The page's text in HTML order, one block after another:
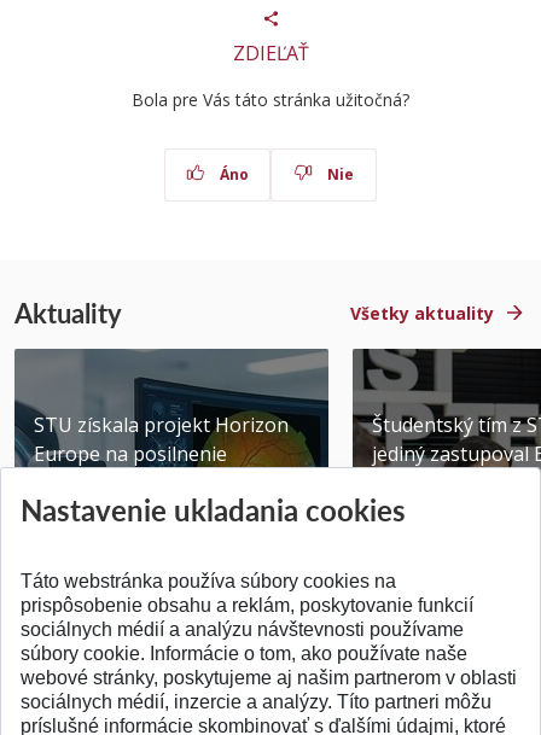
ZDIEĽAŤ
Bola pre Vás táto stránka užitočná?
Áno Nie
Aktuality Všetky aktuality
STU získala projekt Horizon
Europe na posilnenie
Publikované 31.07.2026
Študentský tím z
jediný zastupoval
Publikované
SPÄŤ NA VRCH
Nastavenie ukladania cookies
Táto webstránka používa súbory cookies na
prispôsobenie obsahu a reklám, poskytovanie funkcií
sociálnych médií a analýzu návštevnosti používame
súbory cookie. Informácie o tom, ako používate naše
webové stránky, poskytujeme aj našim partnerom v oblasti
sociálnych médií, inzercie a analýzy. Títo partneri môžu
príslušné informácie skombinovať s ďalšími údajmi, ktoré